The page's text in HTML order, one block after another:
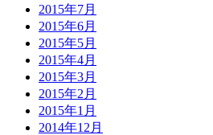
2015年7月
2015年6月
2015年5月
2015年4月
2015年3月
2015年2月
2015年1月
2014年12月